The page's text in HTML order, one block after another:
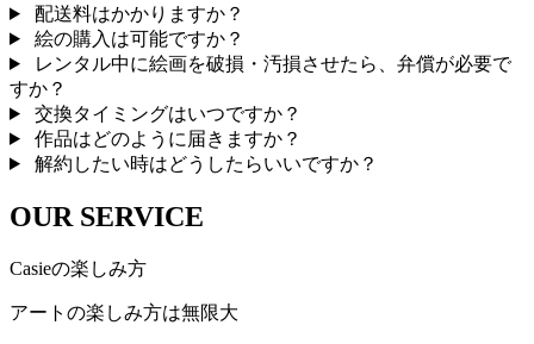
配送料はかかりますか？
絵の購入は可能ですか？
レンタル中に絵画を破損・汚損させたら、弁償が必要で
すか？
交換タイミングはいつですか？
作品はどのように届きますか？
解約したい時はどうしたらいいですか？
OUR SERVICE
Casieの楽しみ方
アートの楽しみ方は無限大